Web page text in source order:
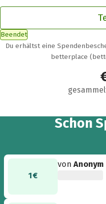
Beendet
Du erhältst eine
betterplace
Schon 2
1 €
vonAnonym